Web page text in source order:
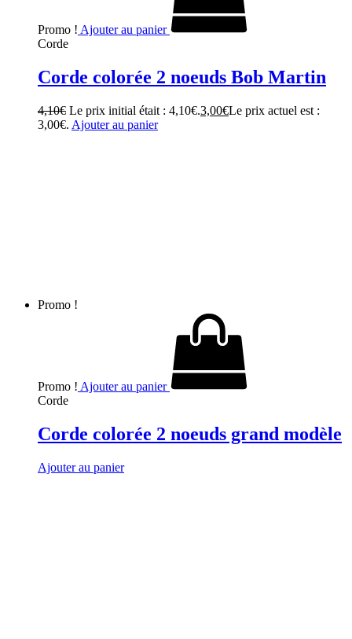
Promo ! Ajouter au panier
Corde
Corde colorée 2 noeuds Bob Martin
4,10€ Le prix initial était : 4,10€.3,00€Le prix actuel est :
3,00€. Ajouter au panier
Promo !
Promo ! Ajouter au panier
Corde
Corde colorée 2 noeuds grand modèle
Ajouter au panier